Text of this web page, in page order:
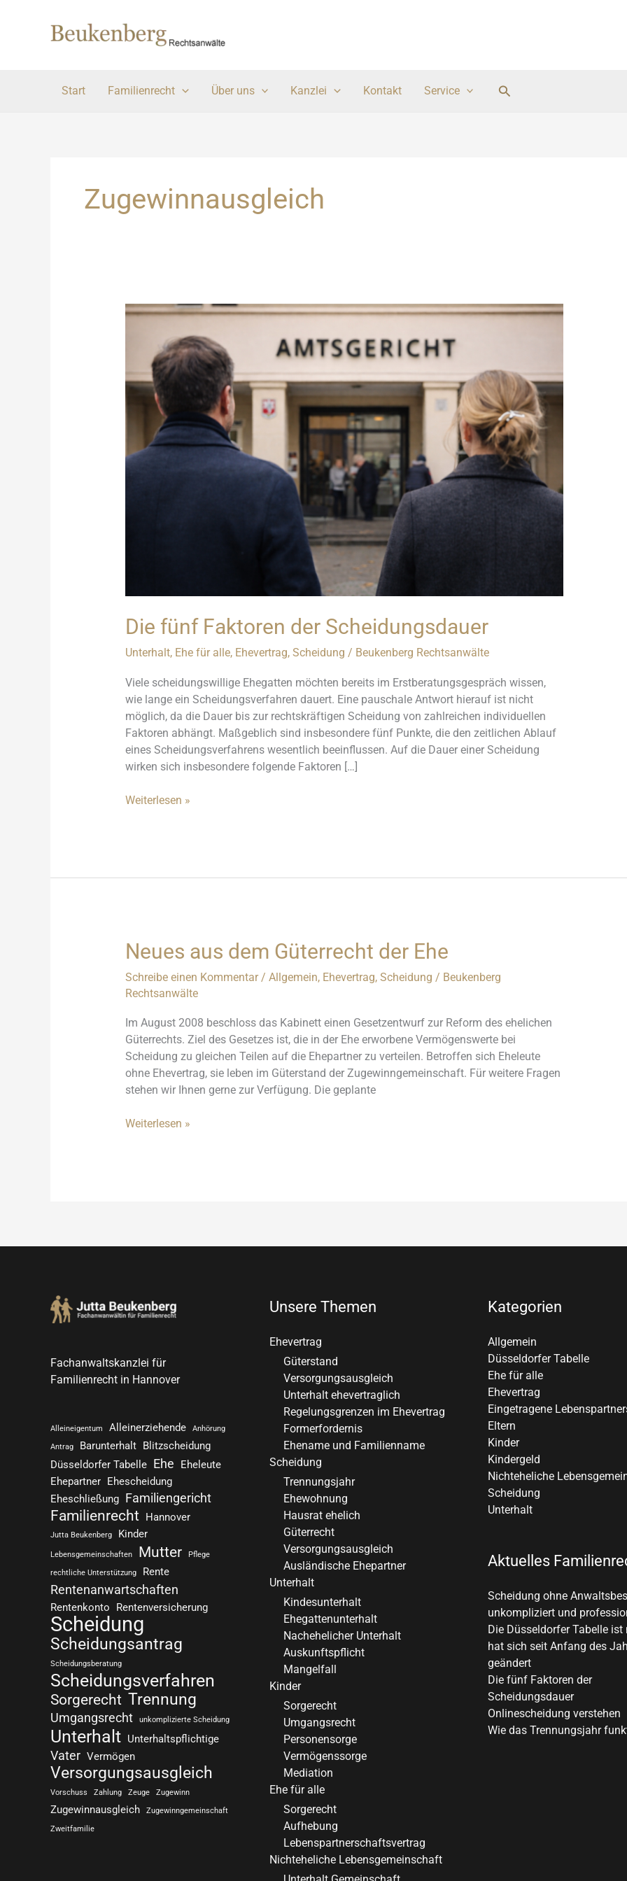
Start Familienrecht Über uns Kanzlei Kontakt Service Suchen
Zugewinnausgleich
Die fünf Faktoren der Scheidungsdauer
Unterhalt, Ehe für alle, Ehevertrag, Scheidung / Beukenberg Rechtsanwälte
Viele scheidungswillige Ehegatten möchten bereits im Erstberatungsgespräch wissen,
wie lange ein Scheidungsverfahren dauert. Eine pauschale Antwort hierauf ist nicht
möglich, da die Dauer bis zur rechtskräftigen Scheidung von zahlreichen individuellen
Faktoren abhängt. Maßgeblich sind insbesondere fünf Punkte, die den zeitlichen Ablauf
eines Scheidungsverfahrens wesentlich beeinflussen. Auf die Dauer einer Scheidung
wirken sich insbesondere folgende Faktoren […]
Die
Weiterlesen »
Neues aus dem Güterrecht der Ehe
Schreibe einen Kommentar / Allgemein, Ehevertrag, Scheidung / Beukenberg
Rechtsanwälte
Im August 2008 beschloss das Kabinett einen Gesetzentwurf zur Reform des ehelichen
Güterrechts. Ziel des Gesetzes ist, die in der Ehe erworbene Vermögenswerte bei
Scheidung zu gleichen Teilen auf die Ehepartner zu verteilen. Betroffen sich Eheleute
ohne Ehevertrag, sie leben im Güterstand der Zugewinngemeinschaft. Für weitere Fragen
stehen wir Ihnen gerne zur Verfügung. Die geplante
Neues
Weiterlesen »
Fachanwaltskanzlei für
Familienrecht in Hannover
Alleineigentum Alleinerziehende
Anhörung
Antrag
Barunterhalt Blitzscheidung
Düsseldorfer Tabelle Ehe
Eheleute
Ehepartner Ehescheidung
Eheschließung Familiengericht
Familienrecht Hannover
Jutta Beukenberg Kinder
Lebensgemeinschaften Mutter
Pflege
rechtliche Unterstützung
Rente
Rentenanwartschaften
Rentenkonto Rentenversicherung
Scheidung
Scheidungsantrag
Scheidungsberatung
Scheidungsverfahren
Sorgerecht Trennung
Umgangsrecht unkomplizierte Scheidung
Unterhalt Unterhaltspflichtige
Vater Vermögen
Versorgungsausgleich
Vorschuss Zahlung Zeuge Zugewinn
Zugewinnausgleich
Zugewinngemeinschaft
Zweitfamilie
Unsere Themen
Ehevertrag
Güterstand
Versorgungsausgleich
Unterhalt ehevertraglich
Regelungsgrenzen im Ehevertrag
Formerfordernis
Ehename und Familienname
Scheidung
Trennungsjahr
Ehewohnung
Hausrat ehelich
Güterrecht
Versorgungsausgleich
Ausländische Ehepartner
Unterhalt
Kindesunterhalt
Ehegattenunterhalt
Nachehelicher Unterhalt
Auskunftspflicht
Mangelfall
Kinder
Sorgerecht
Umgangsrecht
Personensorge
Vermögenssorge
Mediation
Ehe für alle
Sorgerecht
Aufhebung
Lebenspartnerschaftsvertrag
Nichteheliche Lebensgemeinschaft
Kategorien
Allgemein
Düsseldorfer Tabelle
Ehe für alle
Ehevertrag
Eingetragene
Eltern
Kinder
Kindergeld
Nichteheliche
Scheidung
Unterhalt
Aktuelles
Scheidung ohne
unkompliziert und
Die Düsseldorfer Tabelle ist
hat sich seit Anfang des
geändert
Die fünf Faktoren der
Scheidungsdauer
Onlinescheidung verstehen
Wie das Trennungsjahr